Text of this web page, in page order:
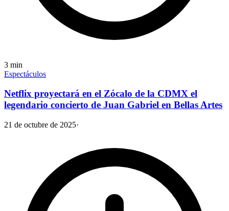
3 min
Espectáculos
Netflix proyectará en el Zócalo de la CDMX el
legendario concierto de Juan Gabriel en Bellas Artes
21 de octubre de 2025·